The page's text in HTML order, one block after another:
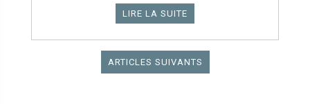
LIRE LA SUITE
ARTICLES SUIVANTS